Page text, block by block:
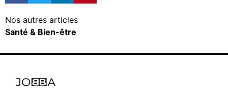
Nos autres articles
Santé & Bien-être